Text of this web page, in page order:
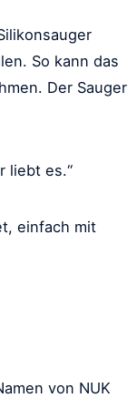
So kann das
Der Sauger
liebt es.“
einfach mit
von NUK